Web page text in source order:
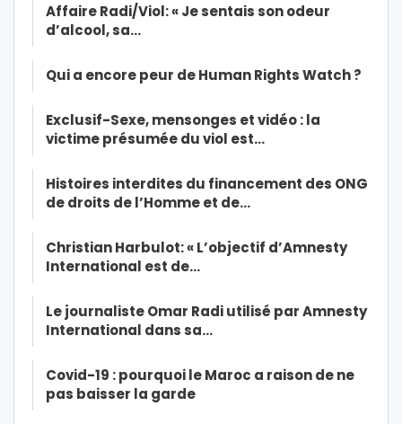
Affaire Radi/Viol: « Je sentais son odeur
d’alcool, sa…
Qui a encore peur de Human Rights Watch ?
Exclusif-Sexe, mensonges et vidéo : la
victime présumée du viol est…
Histoires interdites du financement des ONG
de droits de l’Homme et de…
Christian Harbulot: « L’objectif d’Amnesty
International est de…
Le journaliste Omar Radi utilisé par Amnesty
International dans sa…
Covid-19 : pourquoi le Maroc a raison de ne
pas baisser la garde